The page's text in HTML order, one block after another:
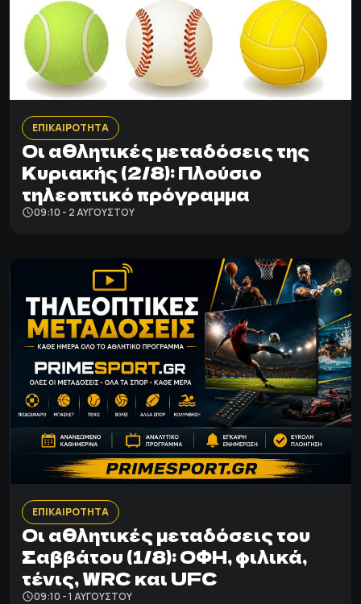
ΕΠΙΚΑΙΡΟΤΗΤΑ
Οι αθλητικές μεταδόσεις της
Κυριακής (2/8): Πλούσιο
τηλεοπτικό πρόγραμμα
09:10 - 2 ΑΥΓΟΎΣΤΟΥ
ΕΠΙΚΑΙΡΟΤΗΤΑ
Οι αθλητικές μεταδόσεις του
Σαββάτου (1/8): ΟΦΗ, φιλικά,
τένις, WRC και UFC
09:10 - 1 ΑΥΓΟΎΣΤΟΥ